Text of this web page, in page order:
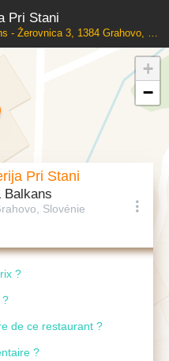
Pri Stani
Europe de l'Est & Balkans - Žerovnica 3, 1384 Grahovo, Slovénie
Pri Stani
Balkans
Slovénie
?
?
de ce restaurant ?
?
+
−